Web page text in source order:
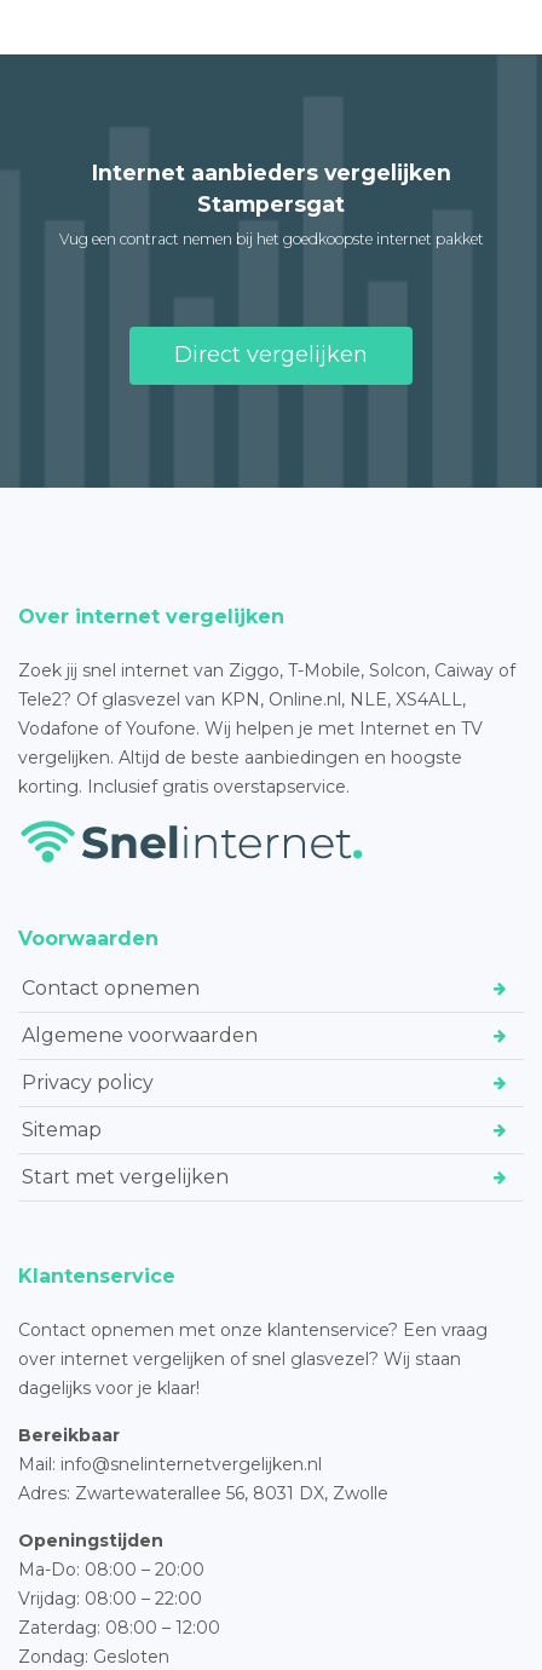
Internet aanbieders vergelijken
Stampersgat
Vug een contract nemen bij het goedkoopste internet pakket
Direct vergelijken
Over internet vergelijken
Zoek jij snel internet van Ziggo, T-Mobile, Solcon, Caiway of
Tele2? Of glasvezel van KPN, Online.nl, NLE, XS4ALL,
Vodafone of Youfone. Wij helpen je met Internet en TV
vergelijken. Altijd de beste aanbiedingen en hoogste
korting. Inclusief gratis overstapservice.
Voorwaarden
Contact opnemen
Algemene voorwaarden
Privacy policy
Sitemap
Start met vergelijken
Klantenservice
Contact opnemen met onze klantenservice? Een vraag
over internet vergelijken of snel glasvezel? Wij staan
dagelijks voor je klaar!
Bereikbaar
Mail: info@snelinternetvergelijken.nl
Adres: Zwartewaterallee 56, 8031 DX, Zwolle
Openingstijden
Ma-Do: 08:00 – 20:00
Vrijdag: 08:00 – 22:00
Zaterdag: 08:00 – 12:00
Zondag: Gesloten